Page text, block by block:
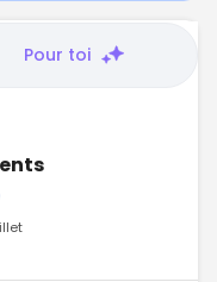
Pour toi